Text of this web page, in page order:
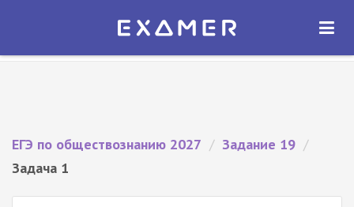
Экзамер — ЕГЭ 2027
ОТКРЫТЬ
ЕГЭ по обществознанию 2027 / Задание 19 /
Задача 1